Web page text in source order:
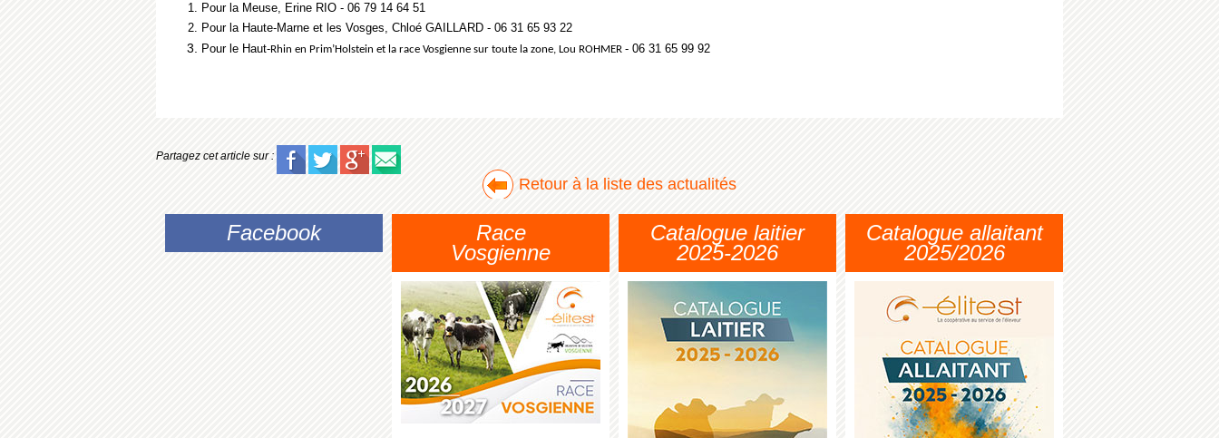
Pour la Meuse, Erine RIO - 06 79 14 64 51
Pour la Haute-Marne et les Vosges, Chloé GAILLARD - 06 31 65 93 22
Pour le Haut-Rhin en Prim’Holstein et la race Vosgienne sur toute la zone, Lou ROHMER - 06 31 65 99 92
Partagez cet article sur :
Retour à la liste des actualités
Facebook
Race
Vosgienne
Catalogue laitier
2025-2026
Catalogue allaitant
2025/2026